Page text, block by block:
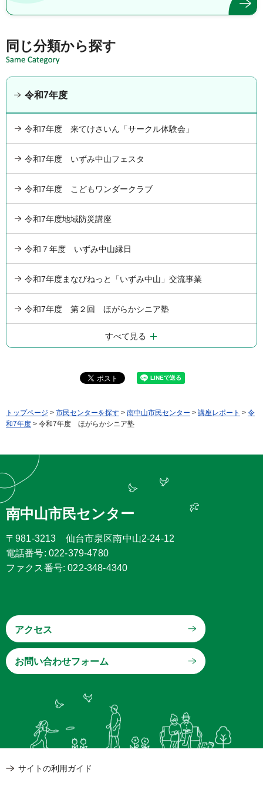
同じ分類から探す
令和7年度
令和7年度 来てけさいん「サークル体験会」
令和7年度 いずみ中山フェスタ
令和7年度 こどもワンダークラブ
令和7年度地域防災講座
令和７年度 いずみ中山縁日
令和7年度まなびねっと「いずみ中山」交流事業
令和7年度 第２回 ほがらかシニア塾
すべて見る
トップページ > 市民センターを探す > 南中山市民センター > 講座レポート > 令
和7年度 > 令和7年度 ほがらかシニア塾
南中山市民センター
〒981-3213 仙台市泉区南中山2-24-12
電話番号: 022-379-4780
ファクス番号: 022-348-4340
アクセス
サイトの利用ガイド